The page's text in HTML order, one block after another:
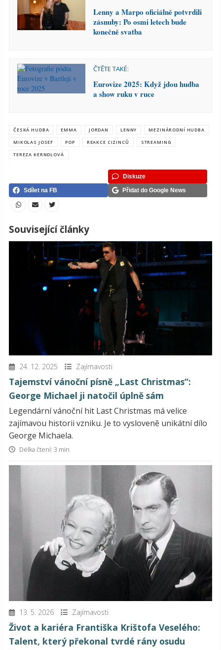
Lenny a Marpo oficiálně potvrdili
zásnuby: Po osmi letech bude
konečně svatba
ČTĚTE TAKÉ:
Eurovize 2025: Když jdou hudba
a show ruku v ruce
ČESKÁ HUDBA EMMA JORDAN LENNY
MEZINÁRODNÍ HUDBA
MIKOLAS JOSEF
POP REAKCE CIZINCŮ
STREAMING
TEREZA KERNDLOVÁ
Diskuze
Sdílet na FB
Přidat do Google News
Související články
24. 12. 2025 Zajímavosti
Tajemství vánoční písně „Last Christmas“:
George Michael ji natočil úplně sám
Legendární vánoční hit Last Christmas má velice
zajímavou historii vzniku. Je to vysloveně unikátní dílo
George Michaela.
Délka čtení: 3 min
13. 5. 2026 Zajímavosti
Život a kariéra Františka Krištofa Veselého:
Talent, který překonal tvrdé rány osudu